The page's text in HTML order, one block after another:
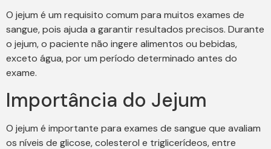
O jejum é um requisito comum para muitos exames de
sangue, pois ajuda a garantir resultados precisos. Durante
o jejum, o paciente não ingere alimentos ou bebidas,
exceto água, por um período determinado antes do
exame.
Importância do Jejum
O jejum é importante para exames de sangue que avaliam
os níveis de glicose, colesterol e triglicerídeos, entre